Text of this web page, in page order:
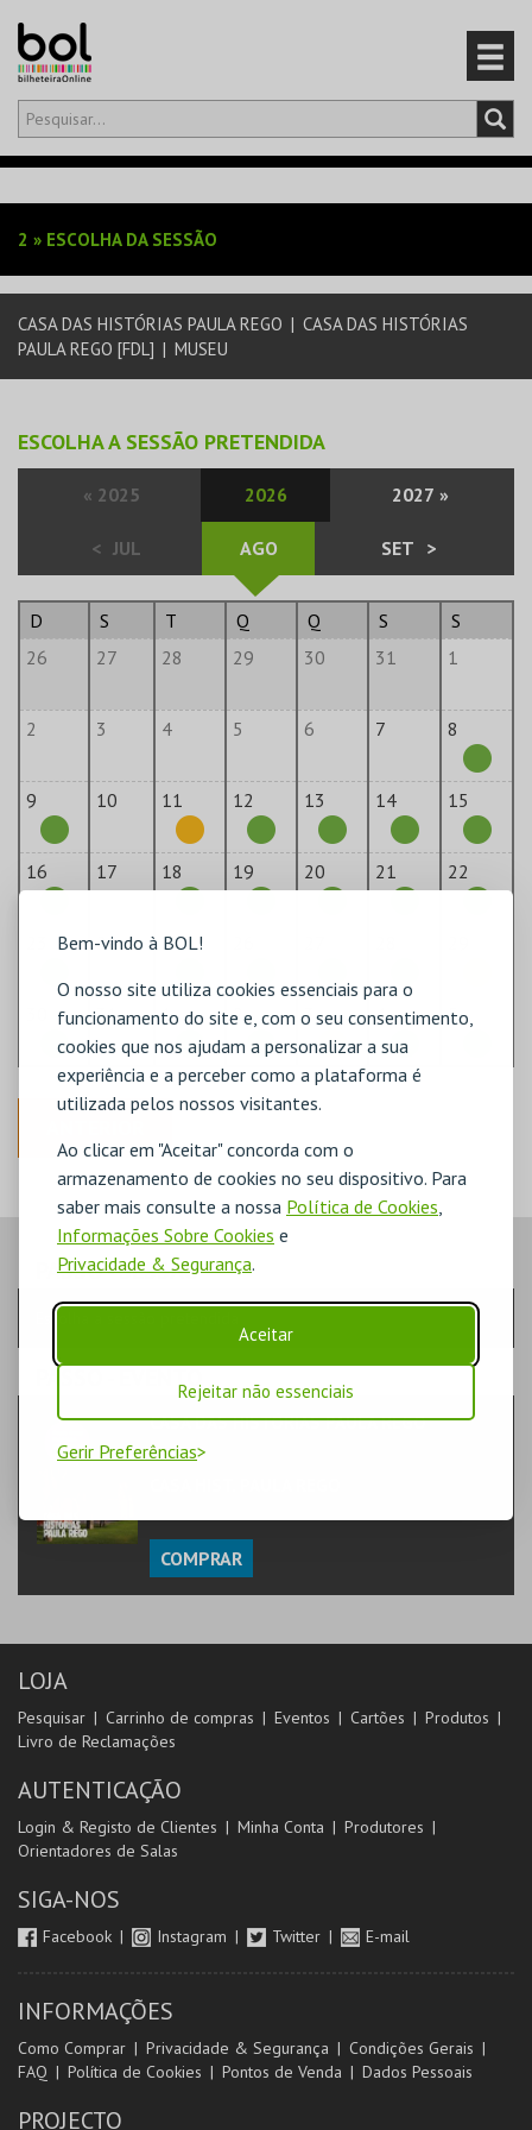
Bem-vindo à BOL!
O nosso site utiliza cookies essenciais para o
funcionamento do site e, com o seu consentimento,
cookies que nos ajudam a personalizar a sua
experiência e a perceber como a plataforma é
utilizada pelos nossos visitantes.
Ao clicar em "Aceitar" concorda com o
armazenamento de cookies no seu dispositivo. Para
saber mais consulte a nossa Política de Cookies
Informações Sobre Cookies e
Privacidade & Segurança.
Aceitar
Rejeitar não essenciais
Gerir Preferências
Olá,iniciar sessão
EVENTOS
CARTÕES
2 » ESCOLHA DA SESSÃO
CASA DAS HISTÓRIAS PAULA REGO | CASA DAS HISTÓRIAS
PAULA REGO [FDL] | MUSEU
ESCOLHA A SESSÃO PRETENDIDA
« 2025 2026 2027 »
< JUL AGO SET >
D S T Q Q S
S
26
27 28 29 30 31 1
2 3 4 5 6 7 8
9 10 11 12 13 14 15
16 17 18 19 20 21 22
24 25
31 1 2 3 4 5
PASSO- SESSÃO
Escolha a sessão pretendida
PASSO - EVENTO
CASA DAS HISTÓRIAS PAULA REGO
TEATRO & ARTE | EXPOSIÇÃO
COMPRAR
LOJA
Pesquisar Carrinho de compras Eventos Cartões
Produtos
Livro de Reclamações
AUTENTICAÇÃO
Login & Registo de Clientes Minha Conta
Produtores
Orientadores de Salas
SIGA-NOS
Facebook Instagram Twitter E-mail
INFORMAÇÕES
Como Comprar Privacidade & Segurança
Condições Gerais
FAQ
Política de Cookies Pontos de Venda Dados Pessoais
PROJECTO